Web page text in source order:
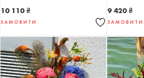
10 110 ₴
ЗАМОВИТИ
9 420 ₴
ЗАМОВИТИ